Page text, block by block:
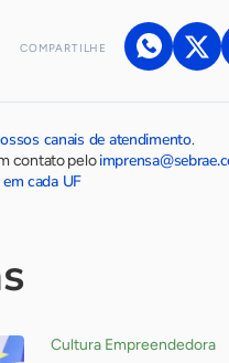
COMPARTILHE
canais de atendimento.
contato pelo
cada UF
Cultura Empreendedora